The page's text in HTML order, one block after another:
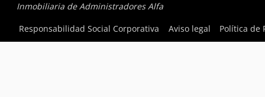
Inmobiliaria de Administradores Alfa
Responsabilidad Social Corporativa
Aviso legal Política de